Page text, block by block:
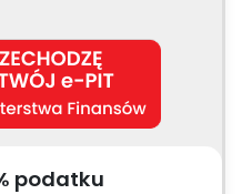
podatku